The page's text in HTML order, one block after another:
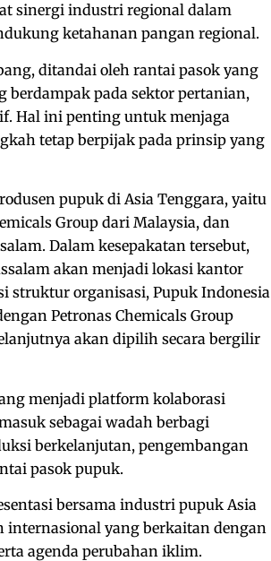
sinergi industri regional dalam
ketahanan pangan regional.
ditandai oleh rantai pasok yang
berdampak pada sektor pertanian,
Hal ini penting untuk menjaga
tetap berpijak pada prinsip yang
pupuk di Asia Tenggara, yaitu
Group dari Malaysia, dan
Dalam kesepakatan tersebut,
akan menjadi lokasi kantor
struktur organisasi, Pupuk Indonesia
Petronas Chemicals Group
akan dipilih secara bergilir
menjadi platform kolaborasi
sebagai wadah berbagi
berkelanjutan, pengembangan
pasok pupuk.
bersama industri pupuk Asia
internasional yang berkaitan dengan
agenda perubahan iklim.